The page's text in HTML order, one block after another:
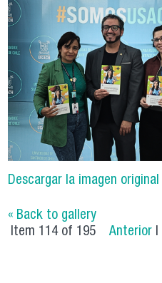
Descargar la imagen original
« Back to gallery
Item 114 of 195
Anterior |